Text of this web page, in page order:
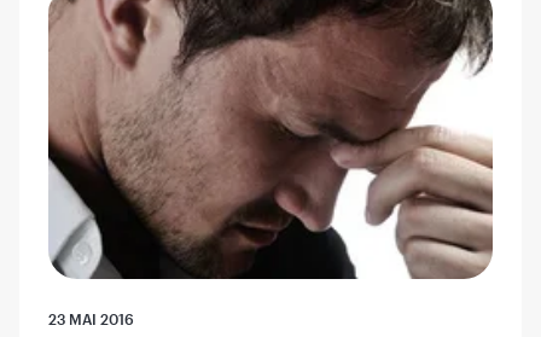
23 MAI 2016